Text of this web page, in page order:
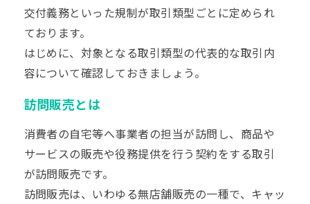
交付義務といった規制が取引類型ごとに定められ
ております。
はじめに、対象となる取引類型の代表的な取引内
容について確認しておきましょう。
訪問販売とは
消費者の自宅等へ事業者の担当が訪問し、商品や
サービスの販売や役務提供を行う契約をする取引
が訪問販売です。
訪問販売は、いわゆる無店舗販売の一種で、キャッ